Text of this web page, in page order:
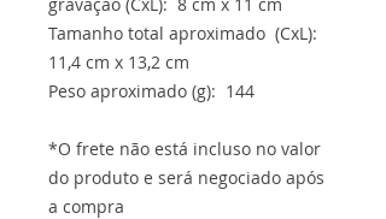
Tamanho total aproximado (CxL):
11,4 cm x 13,2 cm
Peso aproximado (g): 144
*O frete não está incluso no valor
do produto e será negociado após
a compra